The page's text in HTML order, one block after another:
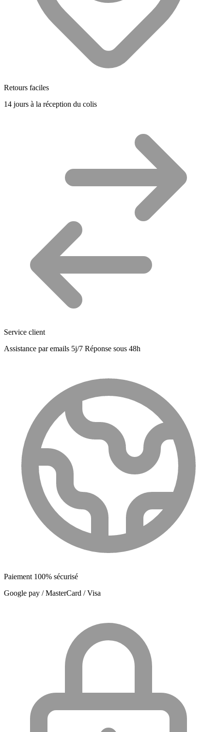
Retours faciles
14 jours à la réception du colis
Service client
Assistance par emails 5j/7 Réponse sous 48h
Paiement 100% sécurisé
Google pay / MasterCard / Visa